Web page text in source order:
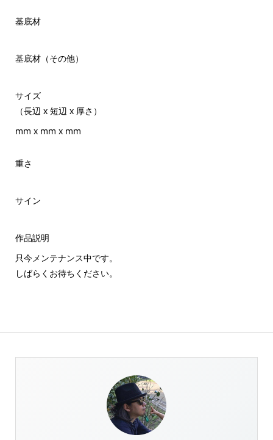
基底材
基底材（その他）
サイズ
（長辺 x 短辺 x 厚さ）
mm x mm x mm
重さ
サイン
作品説明
只今メンテナンス中です。
しばらくお待ちください。